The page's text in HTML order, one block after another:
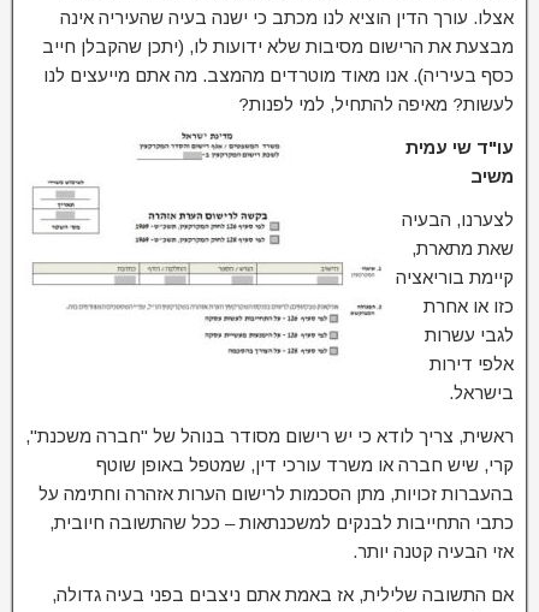
אצלו. עורך הדין הוציא לנו מכתב כי ישנה בעיה שהעיריה אינה
מבצעת את הרישום מסיבות שלא ידועות לו, (יתכן שהקבלן חייב
כסף בעיריה). אנו מאוד מוטרדים מהמצב. מה אתם מייעצים לנו
לעשות? מאיפה להתחיל, למי לפנות?
עו"ד שי עמית
משיב
לצערנו, הבעיה
שאת מתארת,
קיימת בוריאציה
כזו או אחרת
לגבי עשרות
אלפי דירות
בישראל.
ראשית, צריך לודא כי יש רישום מסודר בנוהל של "חברה משכנת",
קרי, שיש חברה או משרד עורכי דין, שמטפל באופן שוטף
בהעברות זכויות, מתן הסכמות לרישום הערות אזהרה וחתימה על
כתבי התחייבות לבנקים למשכנתאות – ככל שהתשובה חיובית,
אזי הבעיה קטנה יותר.
אם התשובה שלילית, אז באמת אתם ניצבים בפני בעיה גדולה,